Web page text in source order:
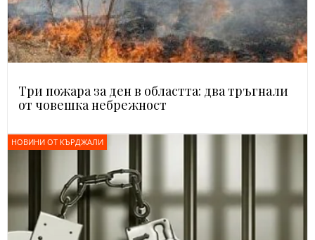
Три пожара за ден в областта: два тръгнали
от човешка небрежност
НОВИНИ ОТ КЪРДЖАЛИ